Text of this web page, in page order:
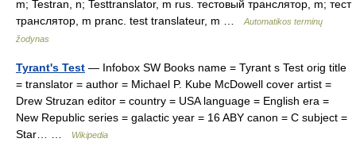
m; Testran, n; Testtranslator, m rus. тестовый транслятор, m; тест
транслятор, m pranc. test translateur, m …
Automatikos terminų
žodynas
Tyrant's Test — Infobox SW Books name = Tyrant s Test orig title
= translator = author = Michael P. Kube McDowell cover artist =
Drew Struzan editor = country = USA language = English era =
New Republic series = galactic year = 16 ABY canon = C subject =
Star… …
Wikipedia